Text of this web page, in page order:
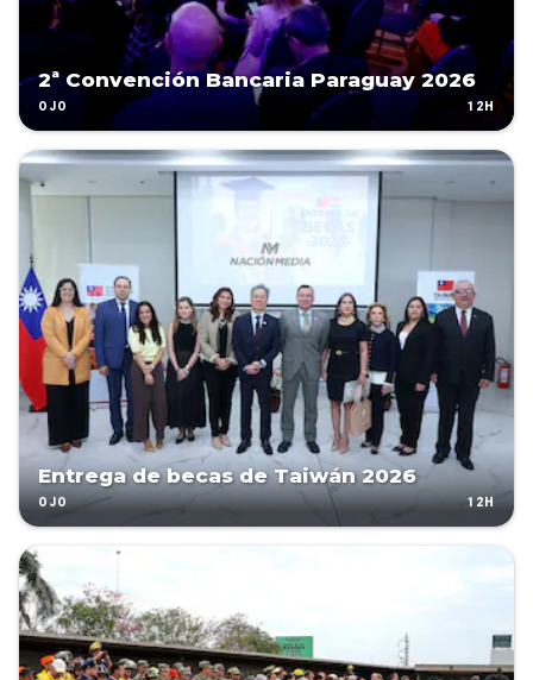
2ª Convención Bancaria Paraguay 2026
OJO 12H
Entrega de becas de Taiwán 2026
OJO 12H